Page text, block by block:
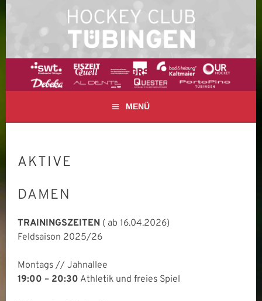
HOCKEY CLUB
TÜBINGEN E. V.
FELD- UND HALLENHOCKEY IN TÜBINGEN
MENÜ
AKTIVE
DAMEN
TRAININGSZEITEN ( ab 16.04.2026)
Feldsaison 2025/26
Montags // Jahnallee
19:00 – 20:30 Athletik und freies Spiel